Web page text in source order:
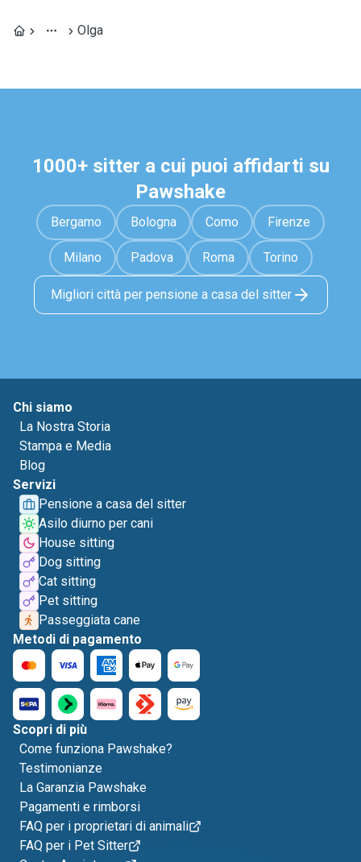
Olga
1000+ sitter a cui puoi affidarti su
Pawshake
Bergamo Bologna Como Firenze
Milano Padova Roma Torino
Migliori città per pensione a casa del sitter
Chi siamo
La Nostra Storia
Stampa e Media
Blog
Servizi
Pensione a casa del sitter
Asilo diurno per cani
House sitting
Dog sitting
Cat sitting
Pet sitting
Passeggiata cane
Metodi di pagamento
Scopri di più
Come funziona Pawshake?
Testimonianze
La Garanzia Pawshake
Pagamenti e rimborsi
FAQ per i proprietari di animali
FAQ per i Pet Sitter